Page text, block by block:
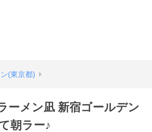
(東京都)
ーメン凪 新宿ゴールデン
朝ラー♪